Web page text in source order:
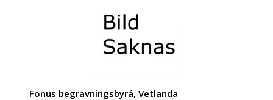
Fonus begravningsbyrå, Vetlanda